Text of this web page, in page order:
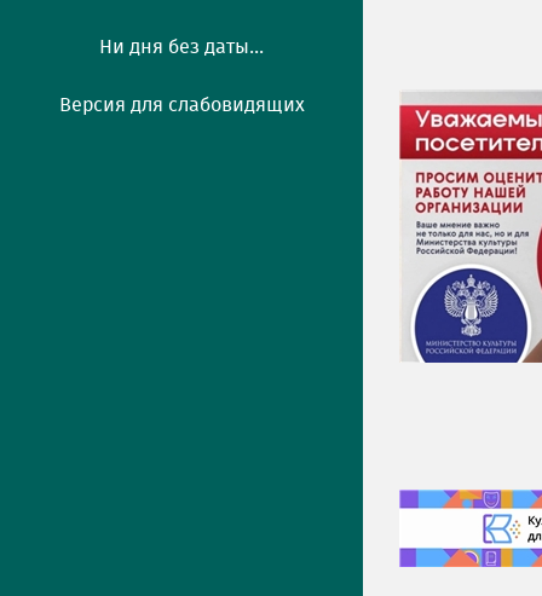
Ни дня без даты...
Версия для слабовидящих